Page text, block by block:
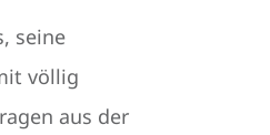
seine
völlig
aus der